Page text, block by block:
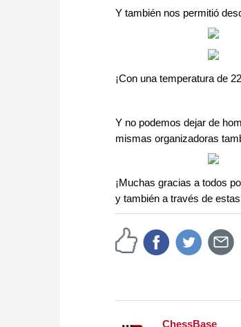
Y también nos permitió
¡Con una temperatura de
Y no podemos dejar de
mismas organizadoras
¡Muchas gracias a todos
y también a través de
ChessBase